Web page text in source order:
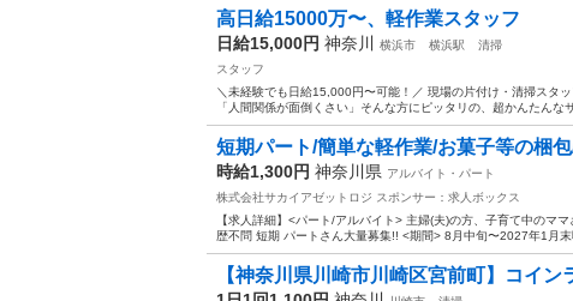
高日給15000万〜、軽作業スタッフ
日給15,000円 神奈川 横浜市 横浜駅
清掃
スタッフ
＼未経験でも日給15,000円〜可能！／ 現場の片付け・清掃スタ
「人間関係が面倒くさい」そんな方にピッタリの、超かんたんな
短期パート/簡単な軽作業/お菓子等の梱
時給1,300円 神奈川県 アルバイト・パート
株式会社サカイアゼットロジ スポンサー：求人ボックス
【求人詳細】<パート/アルバイト> 主婦(夫)の方、子育て中のマ
歴不問 短期 パートさん大量募集!! <期間> 8月中旬〜2027年1月
【神奈川県川崎市川崎区宮前町】コイ